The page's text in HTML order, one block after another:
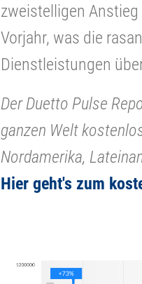
zweistelligen
Vorjahr, was die
Dienstleistungen
Der Duetto Pulse
ganzen Welt
Nordamerika,
Hier geht's zum